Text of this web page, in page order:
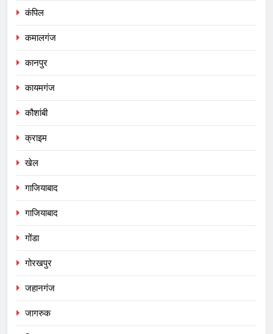
कंपिल
कमालगंज
कानपुर
कायमगंज
कौशांबी
क्राइम
खेल
गाजियाबाद
गाजियाबाद
गोंडा
गोरखपुर
जहानगंज
जागरुक